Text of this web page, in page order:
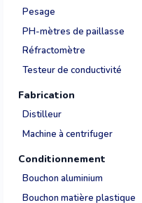
Pesage
PH-mètres de paillasse
Réfractomètre
Testeur de conductivité
Fabrication
Distilleur
Machine à centrifuger
Conditionnement
Bouchon aluminium
Bouchon matière plastique